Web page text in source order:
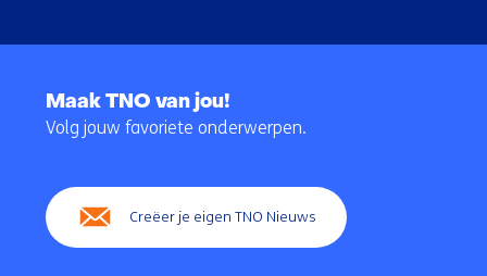
navigatie
Maak TNO van jou!
Volg jouw favoriete onderwerpen.
Creëer je eigen TNO Nieuws